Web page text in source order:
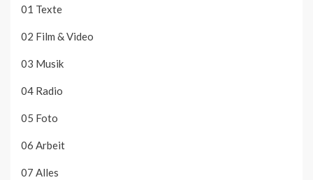
01 Texte
02 Film & Video
03 Musik
04 Radio
05 Foto
06 Arbeit
07 Alles